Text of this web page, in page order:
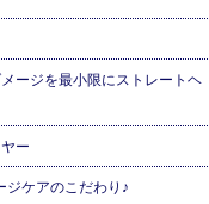
ージを最小限にストレートヘ
ー
ジケアのこだわり♪